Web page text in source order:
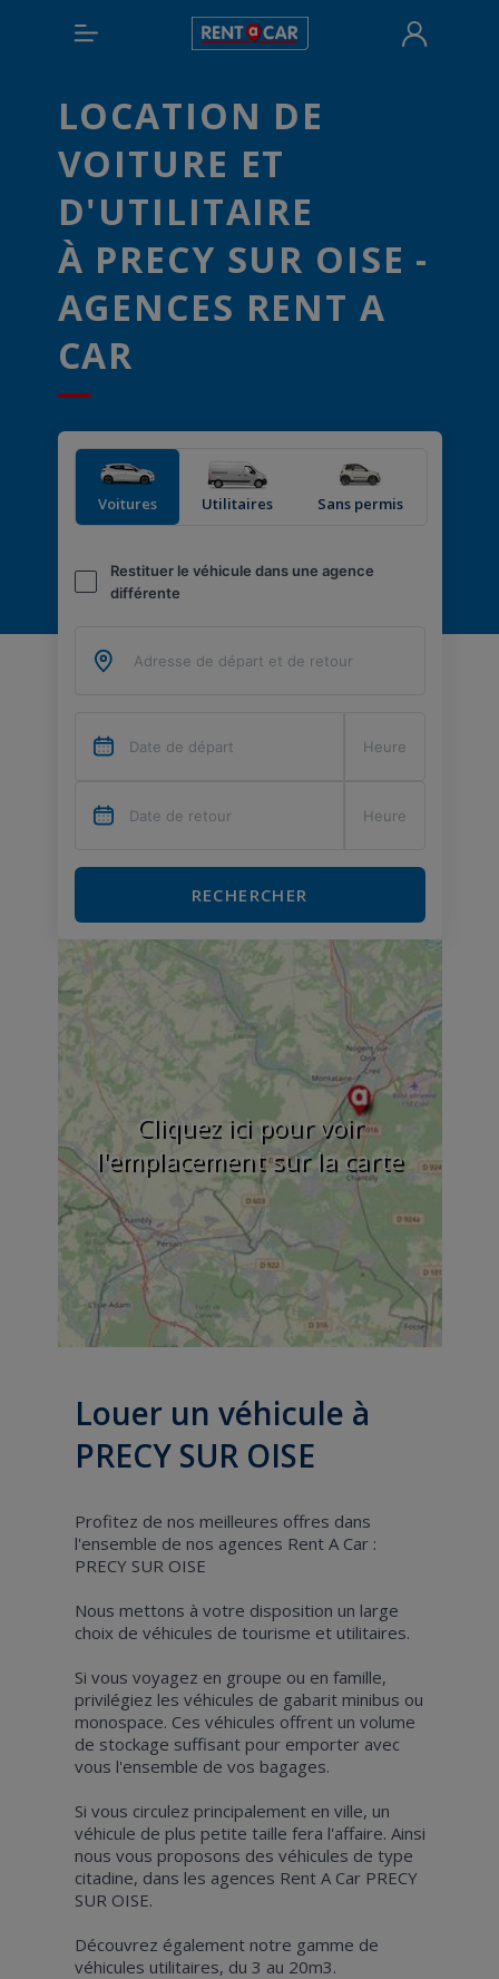
LOCATION DE
VOITURE ET
D'UTILITAIRE
À PRECY SUR OISE -
AGENCES RENT A
CAR
Voitures Utilitaires Sans permis
Restituer le véhicule dans une agence
différente
RECHERCHER
Cliquez ici pour voir
l'emplacement sur la carte
Louer un véhicule à
PRECY SUR OISE
Profitez de nos meilleures offres dans
l'ensemble de nos agences Rent A Car :
PRECY SUR OISE
Nous mettons à votre disposition un large
choix de véhicules de tourisme et utilitaires.
Si vous voyagez en groupe ou en famille,
privilégiez les véhicules de gabarit minibus ou
monospace. Ces véhicules offrent un volume
de stockage suffisant pour emporter avec
vous l'ensemble de vos bagages.
Si vous circulez principalement en ville, un
véhicule de plus petite taille fera l'affaire. Ainsi
nous vous proposons des véhicules de type
citadine, dans les agences Rent A Car PRECY
SUR OISE.
Découvrez également notre gamme de
véhicules utilitaires, du 3 au 20m3.